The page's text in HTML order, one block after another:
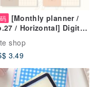
[Monthly planner /
/ Horizontal] Digital
that can be used
every month
shop
3.49